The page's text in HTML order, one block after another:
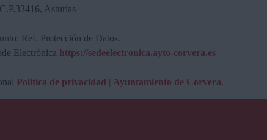
Asturias
Ref. Protección de Datos.
Electrónica https://sedeelectronica.ayto-corvera.es
Politica de privacidad | Ayuntamiento de Corvera.